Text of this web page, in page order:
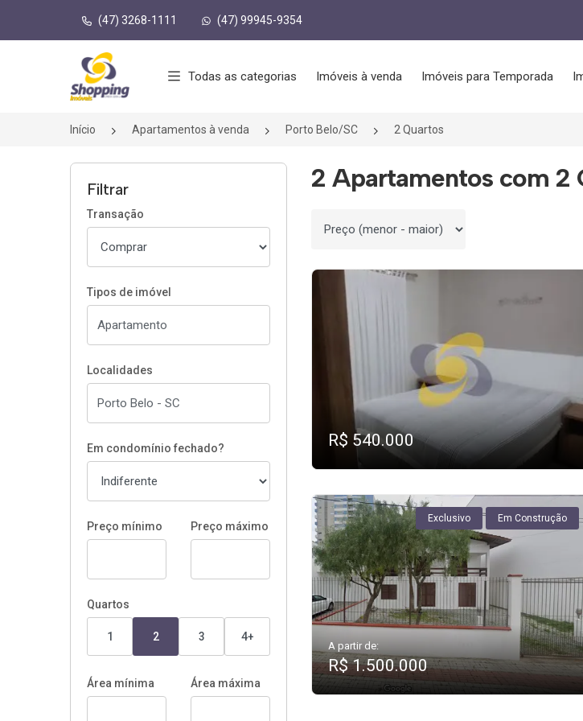
(47) 3268-1111 (47) 99945-9354
Página inicial
Todas as categorias Imóveis à venda Imóveis para Temporada
Início Apartamentos à venda Porto Belo/SC 2 Quartos
Filtrar
Transação
Tipos de imóvel
Localidades
Em condomínio fechado?
Preço mínimo Preço máximo
Quartos
1 2 3 4+
Área mínima Área máxima
2 Apartamentos com 2
Ordenar por
R$ 540.000
Exclusivo Em Construção
A partir de:
R$ 1.500.000